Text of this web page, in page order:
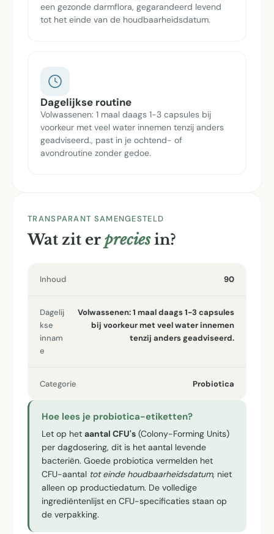
een gezonde darmflora, gegarandeerd levend
tot het einde van de houdbaarheidsdatum.
Dagelijkse routine
Volwassenen: 1 maal daags 1-3 capsules bij
voorkeur met veel water innemen tenzij anders
geadviseerd., past in je ochtend- of
avondroutine zonder gedoe.
TRANSPARANT SAMENGESTELD
Wat zit er preciesin?
Inhoud 90
Dagelij
kse
innam
e
Volwassenen: 1 maal daags 1-3 capsules
bij voorkeur met veel water innemen
tenzij anders geadviseerd.
Categorie Probiotica
Hoe lees je probiotica-etiketten?
Let op het aantal CFU's (Colony-Forming Units)
per dagdosering, dit is het aantal levende
bacteriën. Goede probiotica vermelden het
CFU-aantal tot einde houdbaarheidsdatum, niet
alleen op productiedatum. De volledige
ingrediëntenlijst en CFU-specificaties staan op
de verpakking.